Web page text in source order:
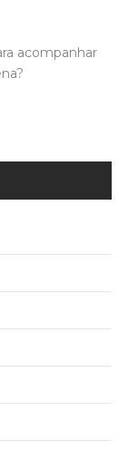
acompanhar